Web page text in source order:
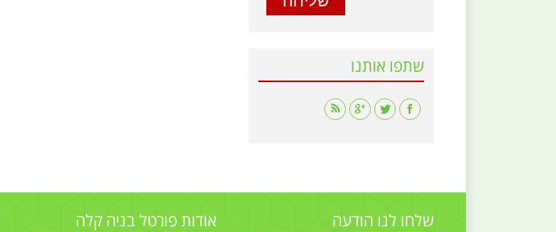
שתפו אותנו
Find us on:
שלחו לנו הודעה אודות פורטל בניה קלה